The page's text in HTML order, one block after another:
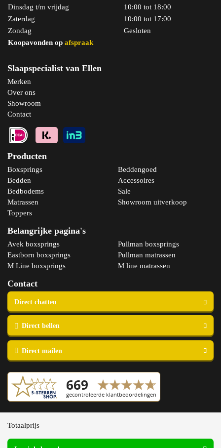
Totaalprijs
Vandyck
Dinsdag t/m vrijdag
10:00 tot 18:00
Zaterdag
10:00 tot 17:00
Zondag
Gesloten
Koopavonden op afspraak
Slaapspecialist van Ellen
Merken
Over ons
Showroom
Contact
Producten
Boxsprings
Bedden
Bedbodems
Matrassen
Toppers
Beddengoed
Accessoires
Sale
Showroom uitverkoop
Belangrijke pagina's
Avek boxsprings
Eastborn boxsprings
M Line boxsprings
Pullman boxsprings
Pullman matrassen
M line matrassen
Contact
Copyright © 2023 Slaapspecialist van Ellen
Privacy- en cookieverklaring